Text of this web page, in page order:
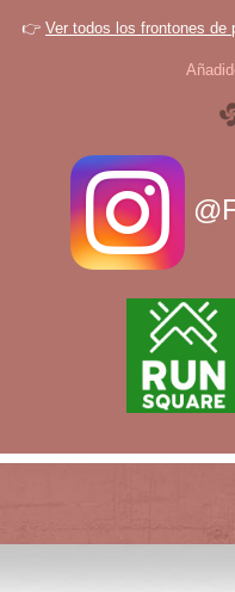
👉 Ver todos los frontones de